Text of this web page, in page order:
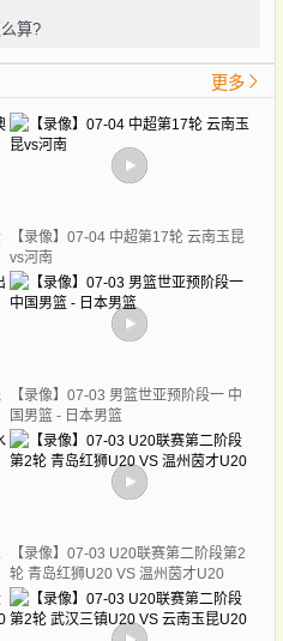
算?
更多
【录像】07-04 中超第17轮 云南玉昆
vs河南
【录像】07-03 男篮世亚预阶段一 中
国男篮 - 日本男篮
【录像】07-03 U20联赛第二阶段第2
轮 青岛红狮U20 VS 温州茵才U20